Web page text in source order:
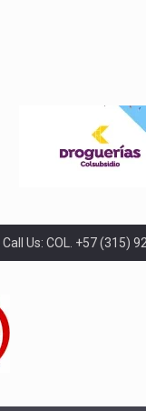
Call Us: COL. +57 (315)